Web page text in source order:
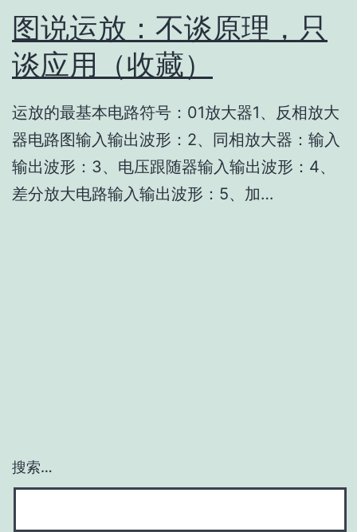
图说运放：不谈原理，只
谈应用（收藏）
运放的最基本电路符号：01放大器1、反相放大
器电路图输入输出波形：2、同相放大器：输入
输出波形：3、电压跟随器输入输出波形：4、
差分放大电路输入输出波形：5、加…
搜索…